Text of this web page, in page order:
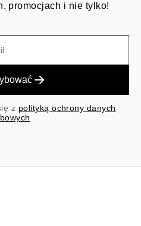
promocjach i nie tylko!
z polityką ochrony danych